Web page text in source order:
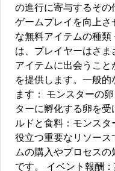
の進行に寄与するその
ゲームプレイを向上
な無料アイテムの種
は、プレイヤーはさ
アイテムに出会うこ
を提供します。一般
ます： モンスターの
ターに孵化する卵を
ルドと食料：モンス
役立つ重要なリソー
ムの購入やプロセス
です。 イベント報酬